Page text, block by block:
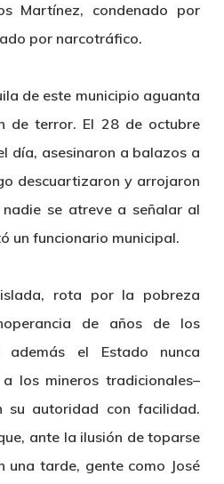
Martínez, condenado por
por narcotráfico.
de este municipio aguanta
de terror. El 28 de octubre
día, asesinaron a balazos a
descuartizaron y arrojaron
nadie se atreve a señalar al
un funcionario municipal.
rota por la pobreza
de años de los
además el Estado nunca
los mineros tradicionales–
su autoridad con facilidad.
ante la ilusión de toparse
una tarde, gente como José